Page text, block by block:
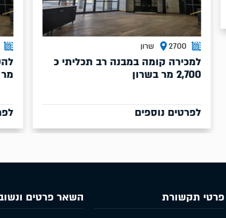
2700 שרון
למכירה קומה במבנה רב תכליתי כ
לפרטים נוספים
2800
לפרטים
פרטי תקשורת השאר פרטים